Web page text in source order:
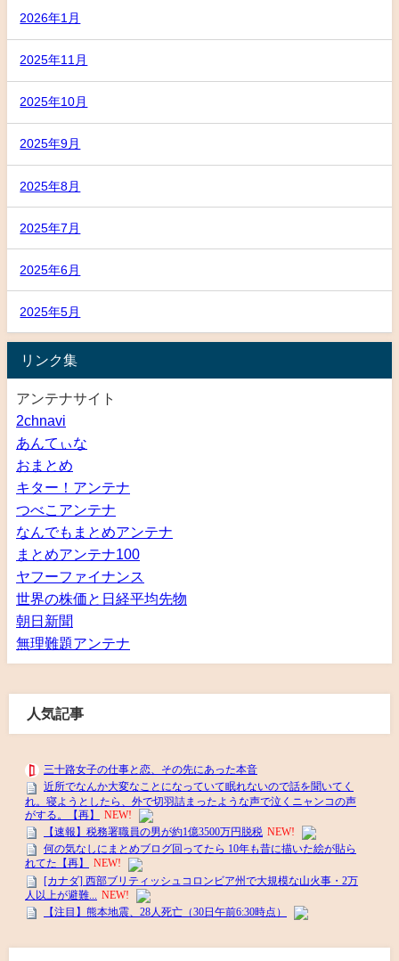
2026年1月
2025年11月
2025年10月
2025年9月
2025年8月
2025年7月
2025年6月
2025年5月
リンク集
アンテナサイト
2chnavi
あんてぃな
おまとめ
キター！アンテナ
つべこアンテナ
なんでもまとめアンテナ
まとめアンテナ100
ヤフーファイナンス
世界の株価と日経平均先物
朝日新聞
無理難題アンテナ
人気記事